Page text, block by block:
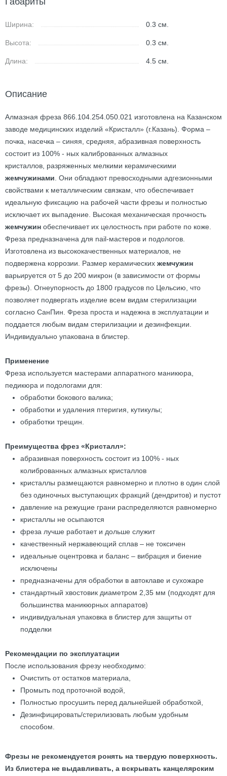
Ширина: 0.3см.
Высота: 0.3см.
Длина: 4.5см.
Описание
Алмазная фреза 866.104.254.050.021 изготовлена на Казанском
заводе медицинских изделий «Кристалл» (г.Казань). Форма –
почка, насечка – синяя, средняя, абразивная поверхность
состоит из 100% - ных калиброванных алмазных
кристаллов, разряженных мелкими керамическими
жемчужинами . Они обладают превосходными адгезионными
свойствами к металлическим связкам, что обеспечивает
идеальную фиксацию на рабочей части фрезы и полностью
исключает их выпадение. Высокая механическая прочность
жемчужин обеспечивает их целостность при работе по коже.
Фреза предназначена для nail-мастеров и подологов.
Изготовлена из высококачественных материалов, не
подвержена коррозии. Размер керамических жемчужин
варьируется от 5 до 200 микрон (в зависимости от формы
фрезы). Огнеупорность до 1800 градусов по Цельсию, что
позволяет подвергать изделие всем видам стерилизации
согласно СанПин. Фреза проста и надежна в эксплуатации и
поддается любым видам стерилизации и дезинфекции.
Индивидуально упакована в блистер.
Применение
Фреза используется мастерами аппаратного маникюра,
педикюра и подологами для:
обработки бокового валика;
обработки и удаления птеригия, кутикулы;
обработки трещин.
Преимущества фрез «Кристалл»:
абразивная поверхность состоит из 100% - ных
колиброванных алмазных кристаллов
кристаллы размещаются равномерно и плотно в один слой
без одиночных выступающих фракций (дендритов) и пустот
давление на режущие грани распределяются равномерно
кристаллы не осыпаются
фреза лучше работает и дольше служит
качественный нержавеющий сплав – не токсичен
идеальные оцентровка и баланс – вибрация и биение
исключены
предназначены для обработки в автоклаве и сухожаре
стандартный хвостовик диаметром 2,35 мм (подходят для
большинства маникюрных аппаратов)
индивидуальная упаковка в блистер для защиты от
подделки
Рекомендации по эксплуатации
После использования фрезу необходимо:
Очистить от остатков материала,
Промыть под проточной водой,
Полностью просушить перед дальнейшей обработкой,
Дезинфицировать/стерилизовать любым удобным
способом.
Фрезы не рекомендуется ронять на твердую поверхность.
Из блистера не выдавливать, а вскрывать канцелярским